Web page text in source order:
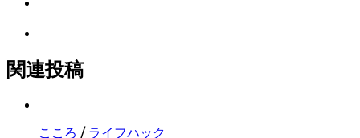
に
保
購
読
関連投稿
こころ / ライフハック